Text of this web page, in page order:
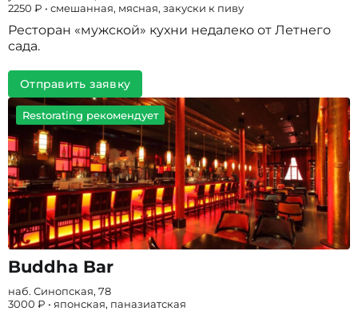
2250 ₽ • смешанная, мясная, закуски к пиву
Ресторан «мужской» кухни недалеко от Летнего
сада.
Отправить заявку
Restorating рекомендует
Buddha Bar
наб. Синопская, 78
3000 ₽ • японская, паназиатская